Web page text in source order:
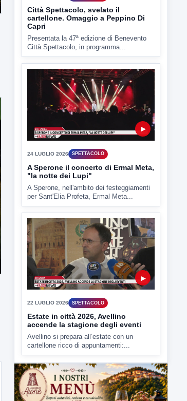
Città Spettacolo, svelato il
cartellone. Omaggio a Peppino Di
Capri
Presentata la 47ª edizione di Benevento
Città Spettacolo, in programma...
▶
24 LUGLIO 2026 SPETTACOLO
A Sperone il concerto di Ermal Meta,
"la notte dei Lupi"
A Sperone, nell'ambito dei festeggiamenti
per Sant'Elia Profeta, Ermal Meta...
▶
22 LUGLIO 2026 SPETTACOLO
Estate in città 2026, Avellino
accende la stagione degli eventi
Avellino si prepara all’estate con un
cartellone ricco di appuntamenti:...